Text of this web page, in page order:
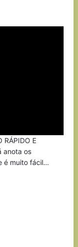
RÁPIDO E
anota os
é muito fácil…